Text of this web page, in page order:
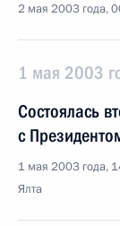
2 мая 2003 года,
1 мая 2003
Состоялась
с
1 мая 2003 года,
Ялта